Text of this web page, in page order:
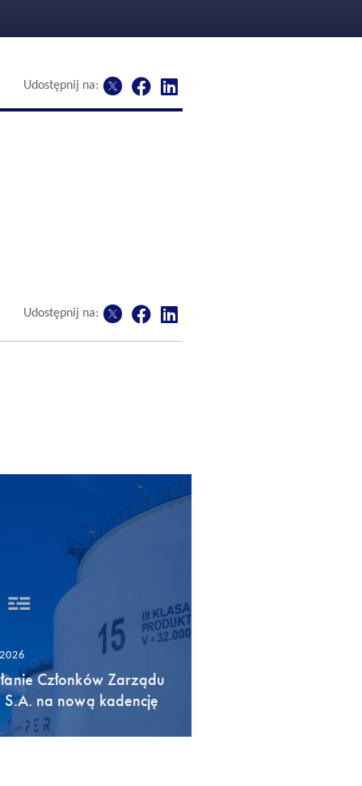
Udostępnij na:
Udostępnij na:
Członków Zarządu
S.A. na nową kadencję